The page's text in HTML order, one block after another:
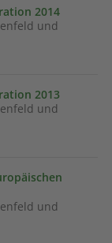
2014
und
2013
und
und